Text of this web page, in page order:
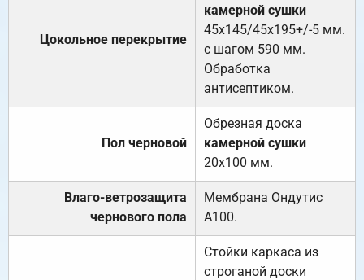
Цокольное перекрытие
камерной сушки
45х145/45х195+/-5 мм.
с шагом 590 мм.
Обработка
антисептиком.
Пол черновой
Обрезная доска
камерной сушки
20х100 мм.
Влаго-ветрозащита
чернового пола
Мембрана Ондутис
А100.
Стойки каркаса из
строганой доски